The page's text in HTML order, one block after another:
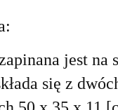
jest na
się z